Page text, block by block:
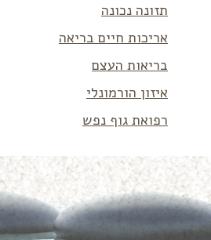
תזונה נכונה
אריכות חיים בריאה
בריאות העצם
איזון הורמונלי
רפואת גוף נפש